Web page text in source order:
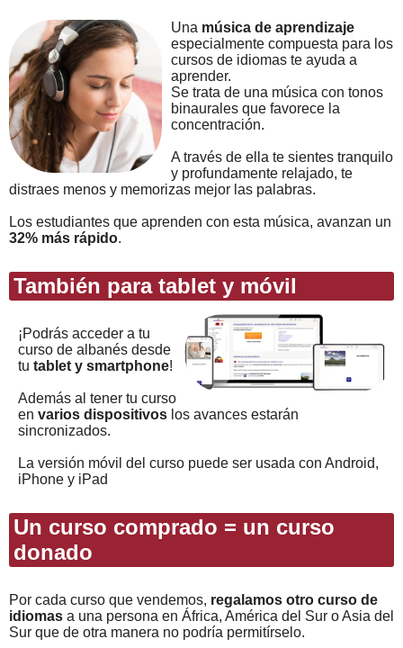
Una música de aprendizaje
especialmente compuesta para los
cursos de idiomas te ayuda a
aprender.
Se trata de una música con tonos
binaurales que favorece la
concentración.
A través de ella te sientes tranquilo
y profundamente relajado, te
distraes menos y memorizas mejor las palabras.
Los estudiantes que aprenden con esta música, avanzan un
32% más rápido.
También para tablet y móvil
¡Podrás acceder a tu
curso de albanés desde
tu tablet y smartphone!
Además al tener tu curso
en varios dispositivos los avances estarán
sincronizados.
La versión móvil del curso puede ser usada con Android,
iPhone y iPad
Un curso comprado = un curso
donado
Por cada curso que vendemos, regalamos otro curso de
idiomas a una persona en África, América del Sur o Asia del
Sur que de otra manera no podría permitírselo.